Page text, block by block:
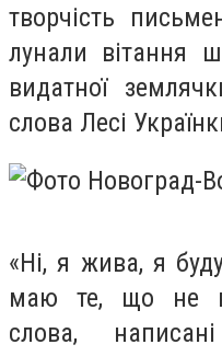
творчість
лунали вітання
видатної
слова Лесі
«Ні, я жива, я
маю те, що не
слова,